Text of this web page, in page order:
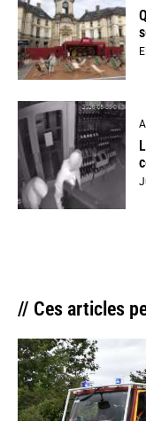
// Ces articles